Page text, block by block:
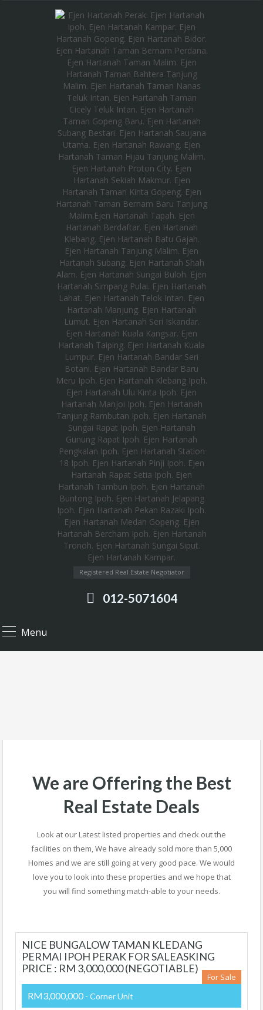
Registered Real Estate Negotiator
012-5071604
Menu
We are Offering the Best
Real Estate Deals
Look at our Latest listed properties and check out the
facilities on them, We have already sold more than 5,000
Homes and we are still going at very good pace. We would
love you to look into these properties and we hope that
you will find something match-able to your needs.
NICE BUNGALOW TAMAN KLEDANG
PERMAI IPOH PERAK FOR SALEASKING
PRICE : RM 3,000,000 (NEGOTIABLE)
For Sale
RM3,000,000 - Corner Unit